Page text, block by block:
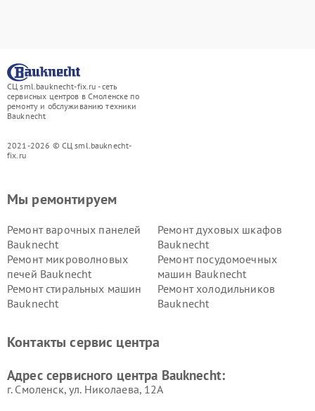
СЦ sml.bauknecht-fix.ru - сеть
сервисных центров в Смоленске по
ремонту и обслуживанию техники
Bauknecht
2021-2026 © СЦ sml.bauknecht-
fix.ru
Мы ремонтируем
Ремонт варочных панелей
Bauknecht
Ремонт духовых шкафов
Bauknecht
Ремонт микроволновых
печей Bauknecht
Ремонт посудомоечных
машин Bauknecht
Ремонт стиральных машин
Bauknecht
Ремонт холодильников
Bauknecht
Контакты сервис центра
Адрес сервисного центра Bauknecht:
г. Смоленск, ул. Николаева, 12А